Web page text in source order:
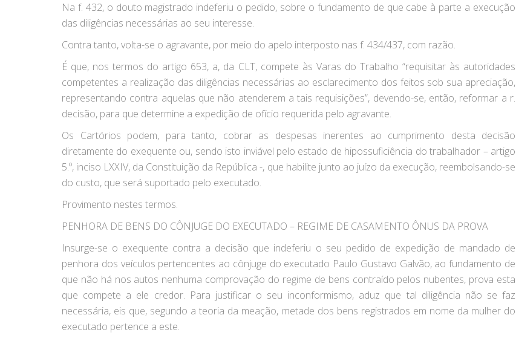
Na f. 432, o douto magistrado indeferiu o pedido, sobre o fundamento de que cabe à parte a execução
das diligências necessárias ao seu interesse.
Contra tanto, volta-se o agravante, por meio do apelo interposto nas f. 434/437, com razão.
É que, nos termos do artigo 653, a, da CLT, compete às Varas do Trabalho “requisitar às autoridades
competentes a realização das diligências necessárias ao esclarecimento dos feitos sob sua apreciação,
representando contra aquelas que não atenderem a tais requisições”, devendo-se, então, reformar a r.
decisão, para que determine a expedição de ofício requerida pelo agravante.
Os Cartórios podem, para tanto, cobrar as despesas inerentes ao cumprimento desta decisão
diretamente do exequente ou, sendo isto inviável pelo estado de hipossuficiência do trabalhador – artigo
5.º, inciso LXXIV, da Constituição da República -, que habilite junto ao juízo da execução, reembolsando-se
do custo, que será suportado pelo executado.
Provimento nestes termos.
PENHORA DE BENS DO CÔNJUGE DO EXECUTADO – REGIME DE CASAMENTO ÔNUS DA PROVA
Insurge-se o exequente contra a decisão que indeferiu o seu pedido de expedição de mandado de
penhora dos veículos pertencentes ao cônjuge do executado Paulo Gustavo Galvão, ao fundamento de
que não há nos autos nenhuma comprovação do regime de bens contraído pelos nubentes, prova esta
que compete a ele credor. Para justificar o seu inconformismo, aduz que tal diligência não se faz
necessária, eis que, segundo a teoria da meação, metade dos bens registrados em nome da mulher do
executado pertence a este.